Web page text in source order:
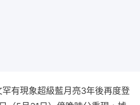
有現象超級藍月亮3年後再度登